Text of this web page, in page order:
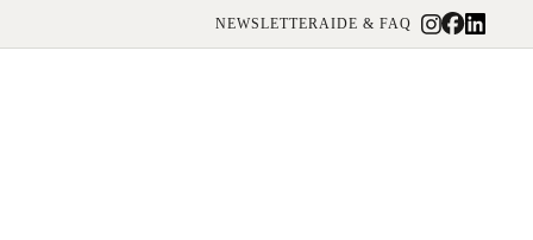
NEWSLETTERAIDE & FAQ